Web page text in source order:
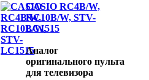
CASIO RC4B/W,
RC10B/W, STV-
LC1515
Аналог
оригинального пульта
для телевизора